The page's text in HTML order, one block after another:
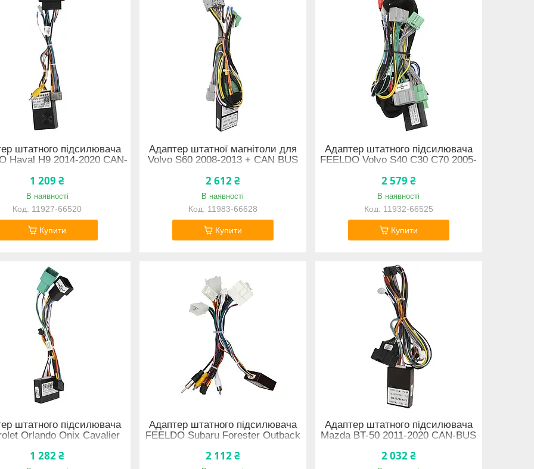
штатного підсилювача
Haval H9 2014-2020 CAN-
1 209 ₴
В наявності
11927-66520
Купити
Адаптер штатної магнітоли для
Volvo S60 2008-2013 + CAN BUS
2 612 ₴
В наявності
11983-66628
Купити
Адаптер штатного підсилювача
FEELDO Volvo S40 C30 C70 2005-
2 579 ₴
В наявності
11932-66525
Купити
штатного підсилювача
Orlando Onix Cavalier
66619
1 282 ₴
Адаптер штатного підсилювача
FEELDO Subaru Forester Outback
2 112 ₴
Адаптер штатного підсилювача
Mazda BT-50 2011-2020 CAN-BUS
2 032 ₴